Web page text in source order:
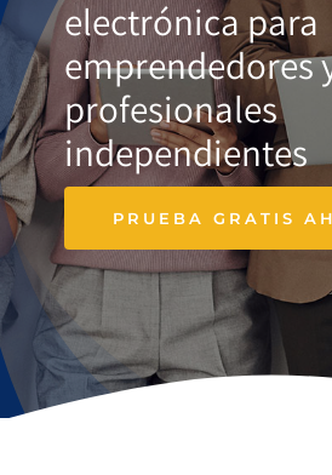
electrónica para
emprendedores
profesionales
independientes
PRUEBA GRATIS